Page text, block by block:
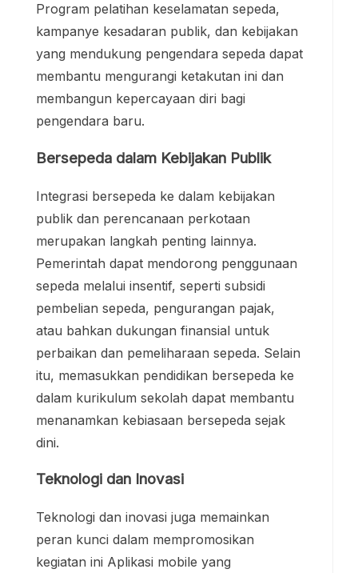
Program pelatihan keselamatan sepeda,
kampanye kesadaran publik, dan kebijakan
yang mendukung pengendara sepeda dapat
membantu mengurangi ketakutan ini dan
membangun kepercayaan diri bagi
pengendara baru.
Bersepeda dalam Kebijakan Publik
Integrasi bersepeda ke dalam kebijakan
publik dan perencanaan perkotaan
merupakan langkah penting lainnya.
Pemerintah dapat mendorong penggunaan
sepeda melalui insentif, seperti subsidi
pembelian sepeda, pengurangan pajak,
atau bahkan dukungan finansial untuk
perbaikan dan pemeliharaan sepeda. Selain
itu, memasukkan pendidikan bersepeda ke
dalam kurikulum sekolah dapat membantu
menanamkan kebiasaan bersepeda sejak
dini.
Teknologi dan Inovasi
Teknologi dan inovasi juga memainkan
peran kunci dalam mempromosikan
kegiatan ini Aplikasi mobile yang